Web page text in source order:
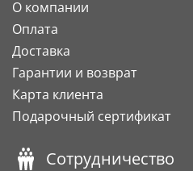
О компании
Оплата
Доставка
Гарантии и возврат
Карта клиента
Подарочный сертификат
Сотрудничество